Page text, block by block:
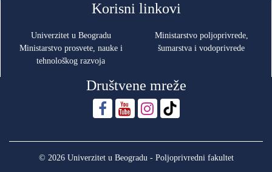
Korisni linkovi
Univerzitet u Beogradu
Ministarstvo prosvete, nauke i
tehnološkog razvoja
Ministarstvo poljoprivrede,
šumarstva i vodoprivrede
Društvene mreže
© 2026 Univerzitet u Beogradu - Poljoprivredni fakultet